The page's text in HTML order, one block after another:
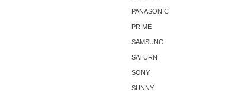
PANASONIC
PRIME
SAMSUNG
SATURN
SONY
SUNNY